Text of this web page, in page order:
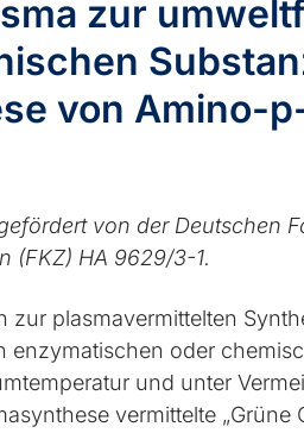
zur
von Amino-
von der Deutschen
(FKZ) HA 9629/3-1.
zur plasma­vermittelten
oder
und unter
vermittelte „Grüne